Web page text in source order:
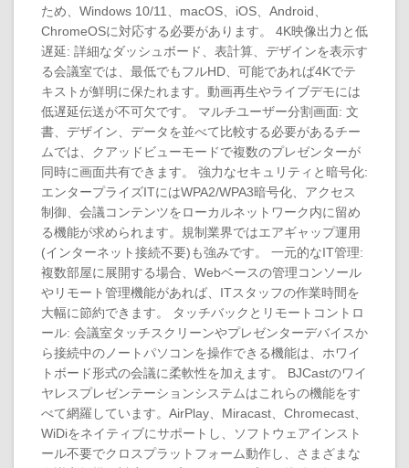
ため、Windows 10/11、macOS、iOS、Android、
ChromeOSに対応する必要があります。 4K映像出力と低
遅延: 詳細なダッシュボード、表計算、デザインを表示す
る会議室では、最低でもフルHD、可能であれば4Kでテ
キストが鮮明に保たれます。動画再生やライブデモには
低遅延伝送が不可欠です。 マルチユーザー分割画面: 文
書、デザイン、データを並べて比較する必要があるチー
ムでは、クアッドビューモードで複数のプレゼンターが
同時に画面共有できます。 強力なセキュリティと暗号化:
エンタープライズITにはWPA2/WPA3暗号化、アクセス
制御、会議コンテンツをローカルネットワーク内に留め
る機能が求められます。規制業界ではエアギャップ運用
(インターネット接続不要)も強みです。 一元的なIT管理:
複数部屋に展開する場合、Webベースの管理コンソール
やリモート管理機能があれば、ITスタッフの作業時間を
大幅に節約できます。 タッチバックとリモートコントロ
ール: 会議室タッチスクリーンやプレゼンターデバイスか
ら接続中のノートパソコンを操作できる機能は、ホワイ
トボード形式の会議に柔軟性を加えます。 BJCastのワイ
ヤレスプレゼンテーションシステムはこれらの機能をす
べて網羅しています。AirPlay、Miracast、Chromecast、
WiDiをネイティブにサポートし、ソフトウェアインスト
ール不要でクロスプラットフォーム動作し、さまざまな